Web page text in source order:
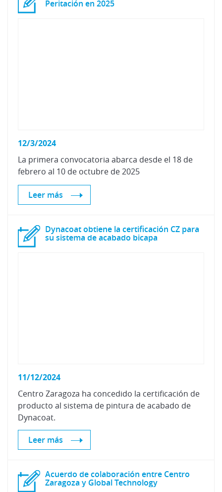
Peritación en 2025
12/3/2024
La primera convocatoria abarca desde el 18 de
febrero al 10 de octubre de2025
Leer más
Dynacoat obtiene la certificación CZ para
su sistema de acabado bicapa
11/12/2024
Centro Zaragoza ha concedido la certificación de
producto al sistema de pintura de acabado de
Dynacoat.
Leer más
Acuerdo de colaboración entre Centro
Zaragoza y Global Technology